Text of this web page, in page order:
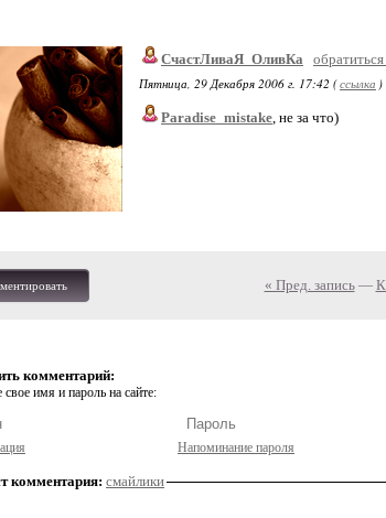
СчастЛиваЯ_ОливКа
Пятница, 29 Декабря 2006 г. 17:42 (ссылка )
Paradise_mistake, не за что)
« Пред. запись— К
комментарий:
свое имя и пароль на сайте:
Напоминание пароля
комментария: смайлики